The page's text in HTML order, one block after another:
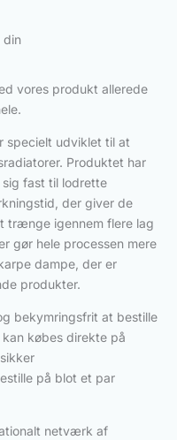
din
vores produkt allerede
specielt udviklet til at
Produktet har
fast til lodrette
der giver de
trænge igennem flere lag
gør hele processen mere
dampe, der er
produkter.
bekymringsfrit at bestille
købes direkte på
på blot et par
netværk af